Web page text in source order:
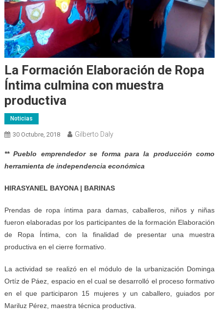
La Formación Elaboración de Ropa
Íntima culmina con muestra
productiva
Noticias
30 Octubre, 2018 Gilberto Daly
** Pueblo emprendedor se forma para la producción como
herramienta de independencia económica
HIRASYANEL BAYONA | BARINAS
Prendas de ropa íntima para damas, caballeros, niños y niñas
fueron elaboradas por los participantes de la formación Elaboración
de Ropa Íntima, con la finalidad de presentar una muestra
productiva en el cierre formativo.
La actividad se realizó en el módulo de la urbanización Dominga
Ortíz de Páez, espacio en el cual se desarrolló el proceso formativo
en el que participaron 15 mujeres y un caballero, guiados por
Mariluz Pérez, maestra técnica productiva.